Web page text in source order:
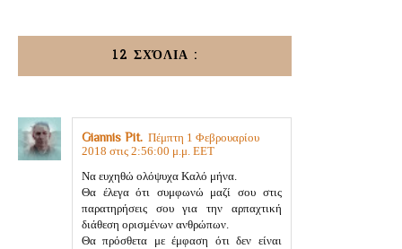
12 ΣΧΌΛΙΑ :
Giannis Pit. Πέμπτη 1 Φεβρουαρίου
2018 στις 2:56:00 μ.μ. EET
Να ευχηθώ ολόψυχα Καλό μήνα.
Θα έλεγα ότι συμφωνώ μαζί σου στις
παρατηρήσεις σου για την αρπαχτική
διάθεση ορισμένων ανθρώπων.
Θα πρόσθετα με έμφαση ότι δεν είναι